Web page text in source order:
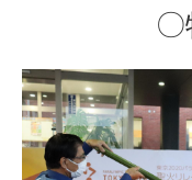
〇特定